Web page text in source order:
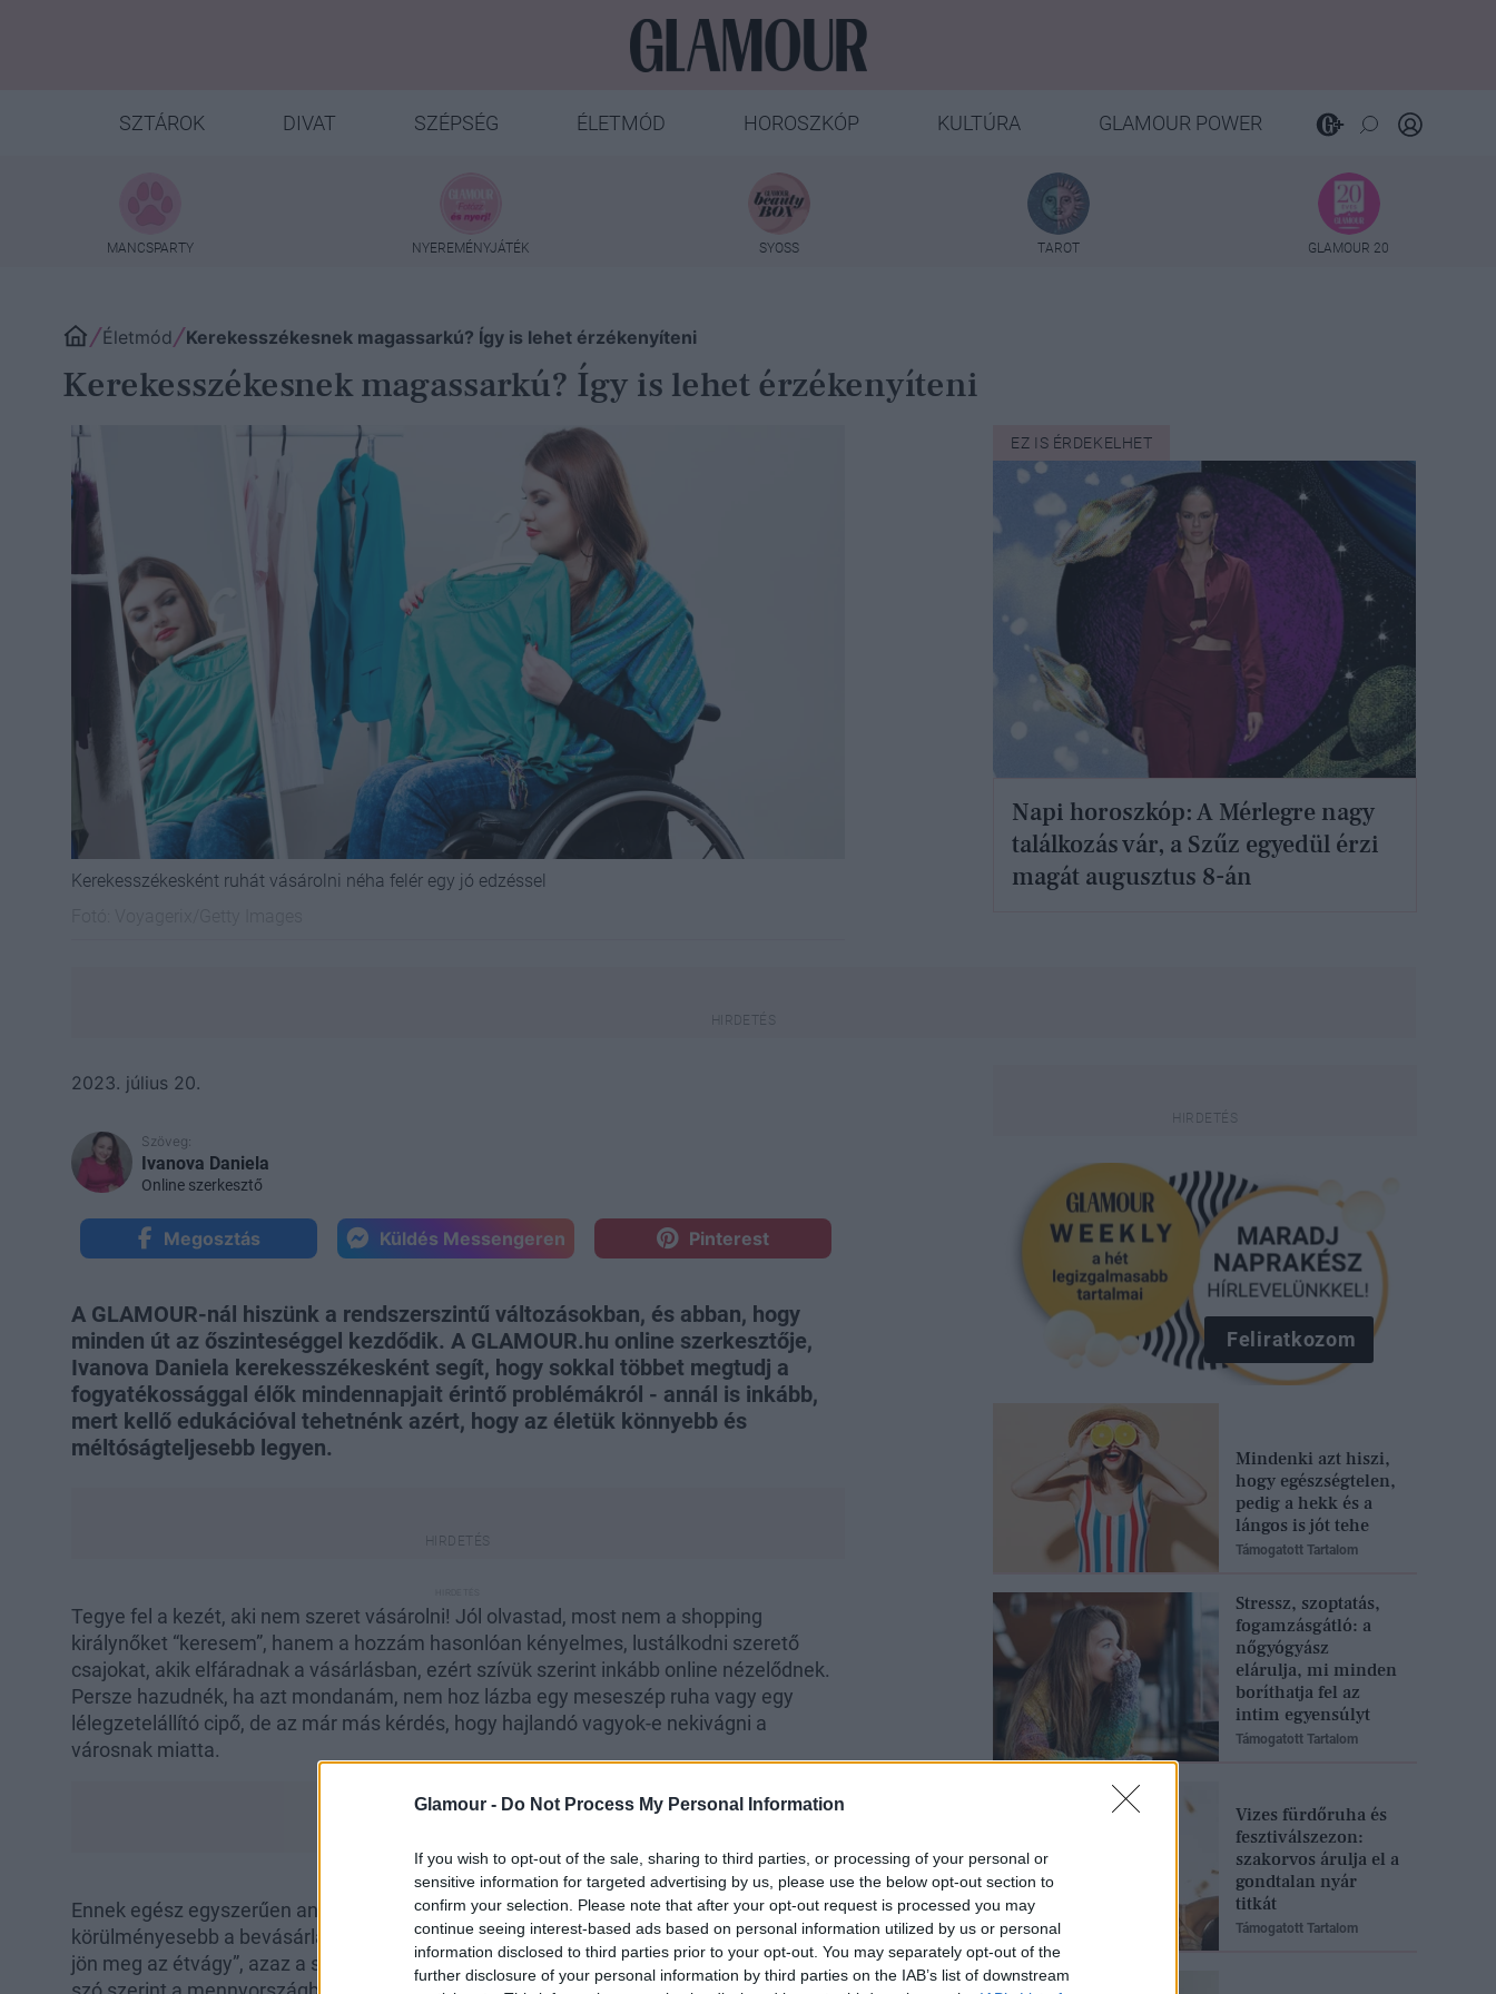
Glamour - Do Not Process My Personal Information
If you wish to opt-out of the sale, sharing to third parties, or processing of your personal or
sensitive information for targeted advertising by us, please use the below opt-out section to
confirm your selection. Please note that after your opt-out request is processed you may
continue seeing interest-based ads based on personal information utilized by us or personal
information disclosed to third parties prior to your opt-out. You may separately opt-out of the
further disclosure of your personal information by third parties on the IAB’s list of downstream
SZTÁROK DIVAT SZÉPSÉG ÉLETMÓD HOROSZKÓP KULTÚRA GLAMOUR POWER
MANCSPARTY NYEREMÉNYJÁTÉK SYOSS TAROT GLAMOUR 20
Életmód Kerekesszékesnek magassarkú? Így is lehet érzékenyíteni
Kerekesszékesnek magassarkú? Így is lehet érzékenyíteni
Kerekesszékesként ruhát vásárolni néha felér egy jó edzéssel
EZ IS ÉRDEKELHET
Napi horoszkóp: A Mérlegre nagy
találkozás vár, a Szűz egyedül érzi
magát augusztus 8-án
2023. július 20.
Szöveg:
Ivanova Daniela
Online szerkesztő
Megosztás Küldés Messengeren Pinterest
A GLAMOUR-nál hiszünk a rendszerszintű változásokban, és abban, hogy
minden út az őszinteséggel kezdődik. A GLAMOUR.hu online szerkesztője,
Ivanova Daniela kerekesszékesként segít, hogy sokkal többet megtudj a
fogyatékossággal élők mindennapjait érintő problémákról - annál is inkább,
mert kellő edukációval tehetnénk azért, hogy az életük könnyebb és
méltóságteljesebb legyen.
Tegye fel a kezét, aki nem szeret vásárolni! Jól olvastad, most nem a shopping
királynőket “keresem”, hanem a hozzám hasonlóan kényelmes, lustálkodni szerető
csajokat, akik elfáradnak a vásárlásban, ezért szívük szerint inkább online nézelődnek.
Persze hazudnék, ha azt mondanám, nem hoz lázba egy meseszép ruha vagy egy
lélegzetelállító cipő, de az már más kérdés, hogy hajlandó vagyok-e nekivágni a
városnak miatta.
Ennek egész egyszerűen annyi az oka, hogy kerekesszékesként kicsit fárasztóbb és
körülményesebb a bevásárlás offline, de talán úgy működik, mint amikor “evés közben
jön meg az étvágy”, azaz a szebbnél szebb darabokat a próbafülkében próbálgatva már
Feliratkozom
Mindenki azt hiszi,
hogy egészségtelen,
pedig a hekk és a
lángos is jót tehe
Támogatott Tartalom
Stressz, szoptatás,
fogamzásgátló: a
nőgyógyász
elárulja, mi minden
boríthatja fel az
intim egyensúlyt
Támogatott Tartalom
Vizes fürdőruha és
fesztiválszezon:
szakorvos árulja el a
gondtalan nyár
titkát
Támogatott Tartalom